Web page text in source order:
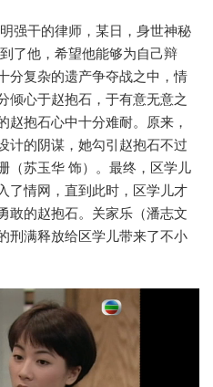
强干的律师，某日，身世神秘
了他，希望他能够为自己辩
分复杂的遗产争夺战之中，情
倾心于赵抱石，于有意无意之
赵抱石心中十分难耐。原来，
计的阴谋，她勾引赵抱石不过
（苏玉华 饰）。最终，区学儿
了情网，直到此时，区学儿才
敢的赵抱石。关家乐（潘志文
刑满释放给区学儿带来了不小